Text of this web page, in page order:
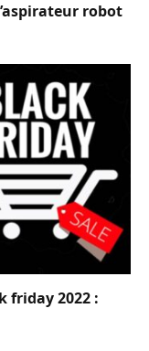
robot
friday 2022 :